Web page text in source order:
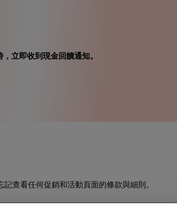
立即收到現金回饋通知。
查看任何促銷和活動頁面的條款與細則。
果你造訪商家時因為應用程式更新或下載畫面